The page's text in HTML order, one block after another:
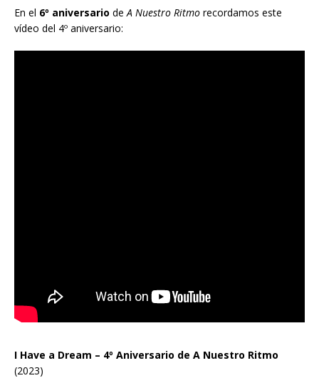
En el 6º aniversario deA Nuestro Ritmo recordamos este
vídeo del 4º aniversario:
I Have a Dream – 4º Aniversario de A Nuestro Ritmo
(2023)